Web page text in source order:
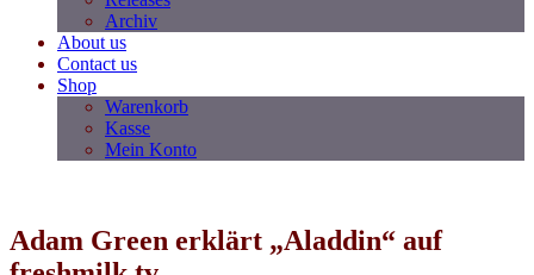
Archiv
About us
Contact us
Shop
Warenkorb
Kasse
Mein Konto
Adam Green erklärt „Aladdin“ auf